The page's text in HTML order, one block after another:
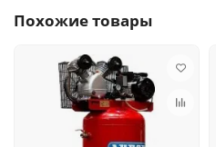
Похожие товары